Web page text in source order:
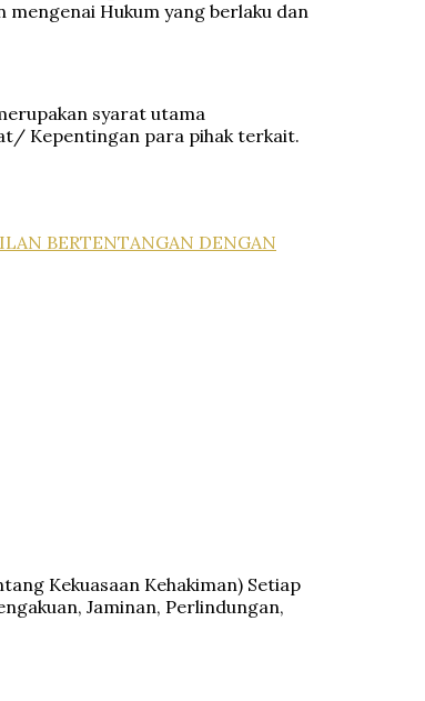
Hukum yang berlaku dan
syarat utama
Kepentingan para pihak terkait.
BERTENTANGAN DENGAN
Kekuasaan Kehakiman) Setiap
Jaminan, Perlindungan,